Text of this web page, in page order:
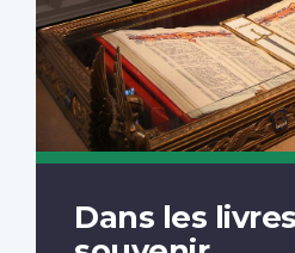
Dans les